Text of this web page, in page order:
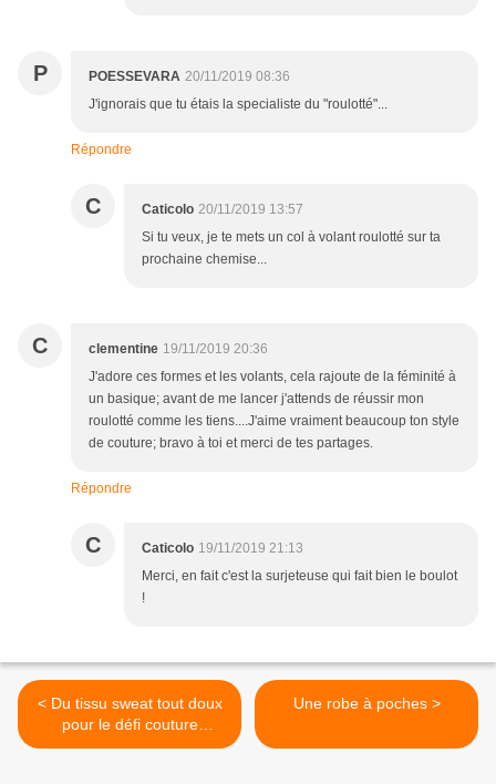
P POESSEVARA 20/11/2019 08:36
J'ignorais que tu étais la specialiste du "roulotté"...
Répondre
C Caticolo 20/11/2019 13:57
Si tu veux, je te mets un col à volant roulotté sur ta
prochaine chemise...
C clementine 19/11/2019 20:36
J'adore ces formes et les volants, cela rajoute de la féminité à
un basique; avant de me lancer j'attends de réussir mon
roulotté comme les tiens....J'aime vraiment beaucoup ton style
de couture; bravo à toi et merci de tes partages.
Répondre
C Caticolo 19/11/2019 21:13
Merci, en fait c'est la surjeteuse qui fait bien le boulot
!
< Du tissu sweat tout doux
pour le défi couture
homme, et un peu plus.
Une robe à poches >